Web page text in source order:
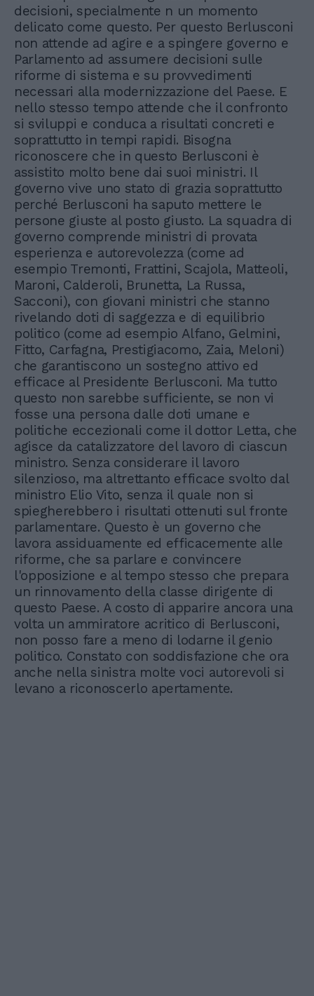
decisioni, specialmente n un momento
delicato come questo. Per questo Berlusconi
non attende ad agire e a spingere governo e
Parlamento ad assumere decisioni sulle
riforme di sistema e su provvedimenti
necessari alla modernizzazione del Paese. E
nello stesso tempo attende che il confronto
si sviluppi e conduca a risultati concreti e
soprattutto in tempi rapidi. Bisogna
riconoscere che in questo Berlusconi è
assistito molto bene dai suoi ministri. Il
governo vive uno stato di grazia soprattutto
perché Berlusconi ha saputo mettere le
persone giuste al posto giusto. La squadra di
governo comprende ministri di provata
esperienza e autorevolezza (come ad
esempio Tremonti, Frattini, Scajola, Matteoli,
Maroni, Calderoli, Brunetta, La Russa,
Sacconi), con giovani ministri che stanno
rivelando doti di saggezza e di equilibrio
politico (come ad esempio Alfano, Gelmini,
Fitto, Carfagna, Prestigiacomo, Zaia, Meloni)
che garantiscono un sostegno attivo ed
efficace al Presidente Berlusconi. Ma tutto
questo non sarebbe sufficiente, se non vi
fosse una persona dalle doti umane e
politiche eccezionali come il dottor Letta, che
agisce da catalizzatore del lavoro di ciascun
ministro. Senza considerare il lavoro
silenzioso, ma altrettanto efficace svolto dal
ministro Elio Vito, senza il quale non si
spiegherebbero i risultati ottenuti sul fronte
parlamentare. Questo è un governo che
lavora assiduamente ed efficacemente alle
riforme, che sa parlare e convincere
l'opposizione e al tempo stesso che prepara
un rinnovamento della classe dirigente di
questo Paese. A costo di apparire ancora una
volta un ammiratore acritico di Berlusconi,
non posso fare a meno di lodarne il genio
politico. Constato con soddisfazione che ora
anche nella sinistra molte voci autorevoli si
levano a riconoscerlo apertamente.